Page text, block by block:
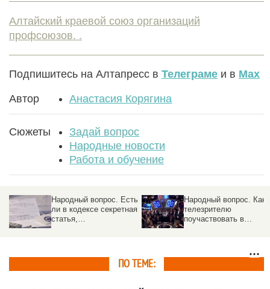
Алтайский краевой союз организаций
профсоюзов. .
Подпишитесь на Алтапресс в Телеграме и в Max
Автор Анастасия Корягина
Сюжеты
Задай вопрос
Народные новости
Работа и обучение
Народный вопрос. Как
телезрителю
поучаствовать в
Народный вопрос. Как
будет исчисляться
налог на имущество с
ПО ТЕМЕ: